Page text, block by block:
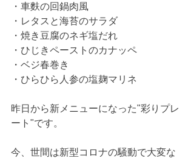
・車麩の回鍋肉風
・レタスと海苔のサラダ
・焼き豆腐のネギ塩だれ
・ひじきペーストのカナッペ
・ベジ春巻き
・ひらひら人参の塩麹マリネ
昨日から新メニューになった"彩りプレ
ート"です。
今、世間は新型コロナの騒動で大変な